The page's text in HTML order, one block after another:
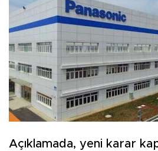
Açıklamada, yeni karar